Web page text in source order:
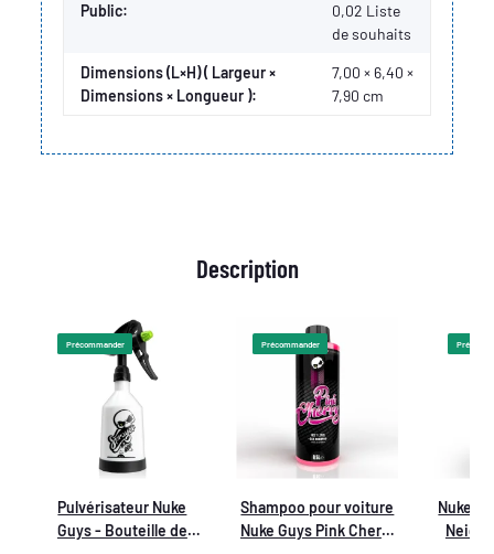
Public: 0,02 Liste
de souhaits
Dimensions (L×H) ( Largeur ×
Dimensions × Longueur ):
7,00 × 6,40 ×
7,90 cm
Description
Précommander
Pulvérisateur Nuke
Guys - Bouteille de
Précommander
Shampoo pour voiture
Nuke Guys Pink Cherry
Nuke
Neige